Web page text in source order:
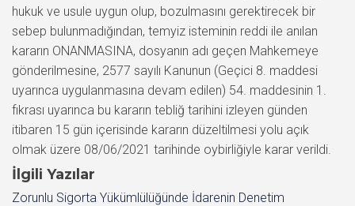
hukuk ve usule uygun olup, bozulmasını gerektirecek bir
sebep bulunmadığından, temyiz isteminin reddi ile anılan
kararın ONANMASINA, dosyanın adı geçen Mahkemeye
gönderilmesine, 2577 sayılı Kanunun (Geçici 8. maddesi
uyarınca uygulanmasına devam edilen) 54. maddesinin 1.
fıkrası uyarınca bu kararın tebliğ tarihini izleyen günden
itibaren 15 gün içerisinde kararın düzeltilmesi yolu açık
olmak üzere 08/06/2021 tarihinde oybirliğiyle karar verildi.
İlgili Yazılar
Zorunlu Sigorta Yükümlülüğünde İdarenin Denetim